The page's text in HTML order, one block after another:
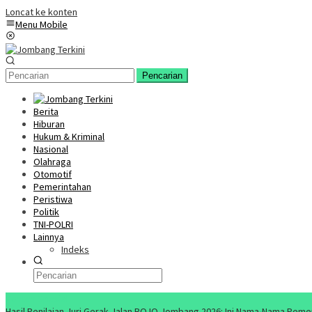
Loncat ke konten
Menu Mobile
Pencarian
Berita
Hiburan
Hukum & Kriminal
Nasional
Olahraga
Otomotif
Pemerintahan
Peristiwa
Politik
TNI-POLRI
Lainnya
Indeks